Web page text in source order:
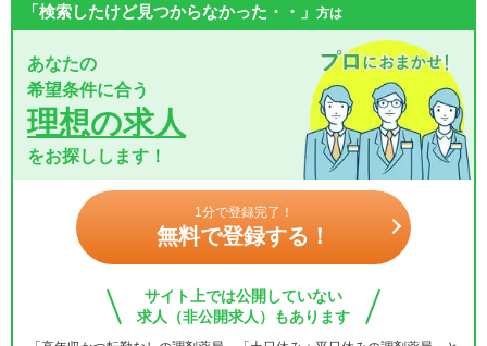
「検索したけど見つからなかった・・」 方は
あなたの
希望条件に合う
理想の求人
をお探しします！
1分で登録完了！
無料で登録する！
サイト上では公開していない
求人（非公開求人）もあります